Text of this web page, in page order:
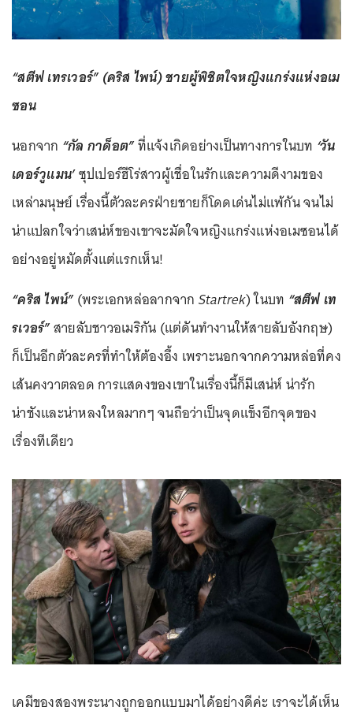
“สตีฟ เทรเวอร์” (คริส ไพน์) ชายผู้พิชิตใจหญิงแกร่งแห่งอเม
ซอน
นอกจาก “กัล กาด็อต”ที่แจ้งเกิดอย่างเป็นทางการในบท ‘วัน
เดอร์วูแมน’ซุปเปอร์ฮีโร่สาวผู้เชื่อในรักและความดีงามของ
เหล่ามนุษย์ เรื่องนี้ตัวละครฝ่ายชายก็โดดเด่นไม่แพ้กัน จนไม่
น่าแปลกใจว่าเสน่ห์ของเขาจะมัดใจหญิงแกร่งแห่งอเมซอนได้
อย่างอยู่หมัดตั้งแต่แรกเห็น!
“คริส ไพน์”(พระเอกหล่อลากจาก Startrek) ในบท “สตีฟ เท
รเวอร์”สายลับชาวอเมริกัน (แต่ดันทำงานให้สายลับอังกฤษ)
ก็เป็นอีกตัวละครที่ทำให้ต้องอึ้ง เพราะนอกจากความหล่อที่คง
เส้นคงวาตลอด การแสดงของเขาในเรื่องนี้ก็มีเสน่ห์ น่ารัก
น่าชังและน่าหลงใหลมากๆ จนถือว่าเป็นจุดแข็งอีกจุดของ
เรื่องทีเดียว
เคมีของสองพระนางถูกออกแบบมาได้อย่างดีค่ะ เราจะได้เห็น